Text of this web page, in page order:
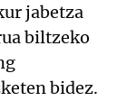
jabetza
biltzeko
bidez.